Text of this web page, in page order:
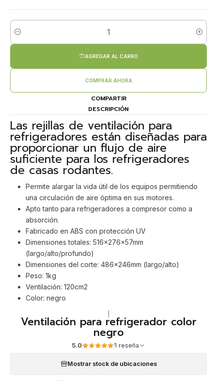
Cantidad
AGREGAR AL CARRO
COMPRAR AHORA
COMPARTIR
DESCRIPCIÓN
Las rejillas de ventilación para
refrigeradores están diseñadas para
proporcionar un flujo de aire
suficiente para los refrigeradores
de casas rodantes.
Permite alargar la vida útil de los equipos permitiendo
una circulación de aire óptima en sus motores.
Apto tanto para refrigeradores a compresor como a
absorción.
Fabricado en ABS con protección UV
Dimensiones totales: 516x276x57mm
(largo/alto/profundo)
Dimensiones del corte: 486x246mm (largo/alto)
Peso: 1kg
Ventilación: 120cm2
Color: negro
Ventilación para refrigerador color
negro
5.0 1 reseña
Mostrar stock de ubicaciones